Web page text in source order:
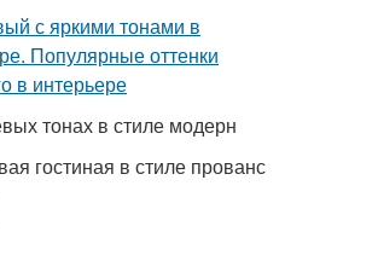
тонах в стиле модерн
гостиная в стиле прованс